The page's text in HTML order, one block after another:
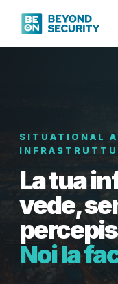
SITUATIONAL
La tua
vede,
Noi la